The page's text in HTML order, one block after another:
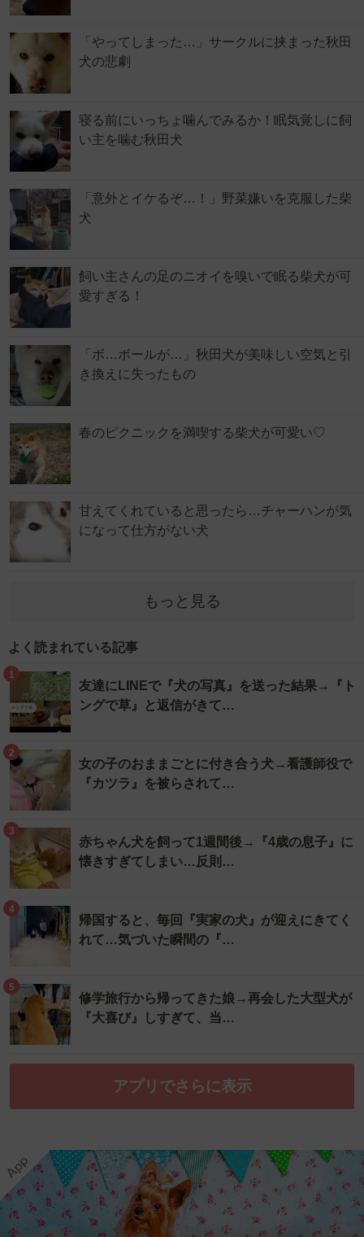
「やってしまった…」サークルに挟まった秋田
犬の悲劇
寝る前にいっちょ噛んでみるか！眠気覚しに飼
い主を噛む秋田犬
「意外とイケるぞ…！」野菜嫌いを克服した柴
犬
飼い主さんの足のニオイを嗅いで眠る柴犬が可
愛すぎる！
「ボ…ボールが…」秋田犬が美味しい空気と引
き換えに失ったもの
春のピクニックを満喫する柴犬が可愛い♡
甘えてくれていると思ったら…チャーハンが気
になって仕方がない犬
もっと見る
よく読まれている記事
1
友達にLINEで『犬の写真』を送った結果→『ト
ングで草』と返信がきて…
2
女の子のおままごとに付き合う犬→看護師役で
『カツラ』を被らされて…
3
赤ちゃん犬を飼って1週間後→『4歳の息子』に
懐きすぎてしまい…反則…
4
帰国すると、毎回『実家の犬』が迎えにきてく
れて…気づいた瞬間の『…
5
修学旅行から帰ってきた娘→再会した大型犬が
『大喜び』しすぎて、当…
アプリでさらに表示